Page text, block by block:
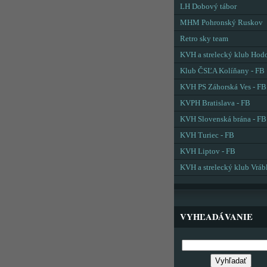
LH Dobový tábor
MHM Pohronský Ruskov
Retro sky team
KVH a strelecký klub
Klub ČSĽA Kolíňany - FB
KVH PS Záhorská Ves - FB
KVPH Bratislava - FB
KVH Slovenská brána - FB
KVH Turiec - FB
KVH Liptov - FB
KVH a strelecký klub
VYHĽADÁVANIE